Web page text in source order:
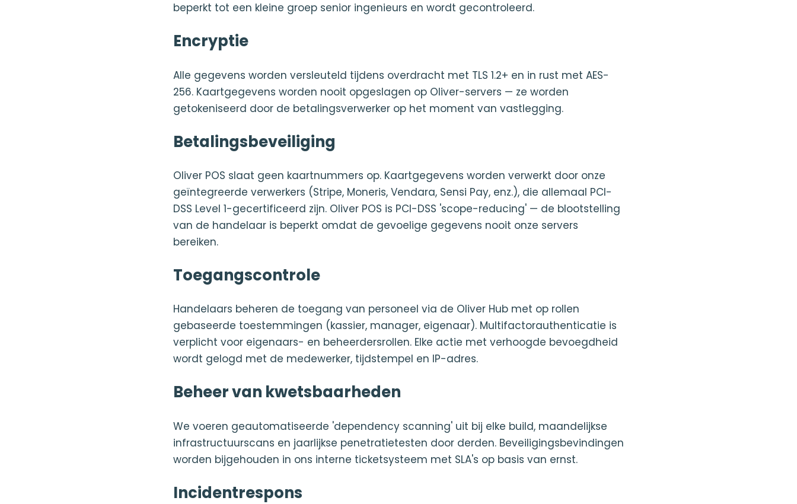
beperkt tot een kleine groep senior ingenieurs en wordt gecontroleerd.
Encryptie
Alle gegevens worden versleuteld tijdens overdracht met TLS 1.2+ en in rust met AES-
256. Kaartgegevens worden nooit opgeslagen op Oliver-servers — ze worden
getokeniseerd door de betalingsverwerker op het moment van vastlegging.
Betalingsbeveiliging
Oliver POS slaat geen kaartnummers op. Kaartgegevens worden verwerkt door onze
geïntegreerde verwerkers (Stripe, Moneris, Vendara, Sensi Pay, enz.), die allemaal PCI-
DSS Level 1-gecertificeerd zijn. Oliver POS is PCI-DSS 'scope-reducing' — de blootstelling
van de handelaar is beperkt omdat de gevoelige gegevens nooit onze servers
bereiken.
Toegangscontrole
Handelaars beheren de toegang van personeel via de Oliver Hub met op rollen
gebaseerde toestemmingen (kassier, manager, eigenaar). Multifactorauthenticatie is
verplicht voor eigenaars- en beheerdersrollen. Elke actie met verhoogde bevoegdheid
wordt gelogd met de medewerker, tijdstempel en IP-adres.
Beheer van kwetsbaarheden
We voeren geautomatiseerde 'dependency scanning' uit bij elke build, maandelijkse
infrastructuurscans en jaarlijkse penetratietesten door derden. Beveiligingsbevindingen
worden bijgehouden in ons interne ticketsysteem met SLA's op basis van ernst.
Incidentrespons